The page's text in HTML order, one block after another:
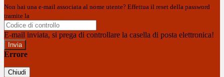
Non hai una e-mail associata al nome utente? Effettua il reset della password
tramite la
E-mail inviata, si prega di controllare la casella di posta elettronica!
Errore
Chiudi